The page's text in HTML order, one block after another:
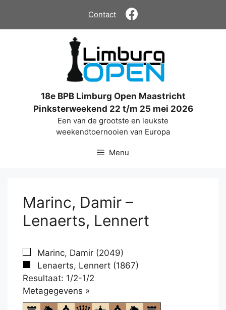
de
Contact
18e BPB Limburg Open Maastricht
Pinksterweekend 22 t/m 25 mei 2026
Een van de grootste en leukste
weekendtoernooien van Europa
Menu
Marinc, Damir –
Lenaerts, Lennert
Marinc, Damir (2049)
Lenaerts, Lennert (1867)
Resultaat: 1/2-1/2
Metagegevens »
om